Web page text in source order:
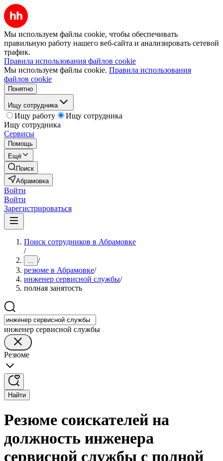
Мы используем файлы cookie, чтобы обеспечивать
правильную работу нашего веб-сайта и анализировать сетевой
трафик.
Правила использования файлов cookie
Мы используем файлы cookie. Правила использования
файлов cookie
Понятно
Ищу сотрудника
Ищу работу
Ищу сотрудника
Ищу сотрудника
Сервисы
Помощь
Ещё
Поиск
Абрамовка
Войти
Войти
Зарегистрироваться
Поиск сотрудников в Абрамовке
/
... /
резюме в Абрамовке/
инженер сервисной службы/
полная занятость
инженер сервисной службы
Резюме
Найти
Резюме соискателей на
должность инженера
сервисной службы с полной